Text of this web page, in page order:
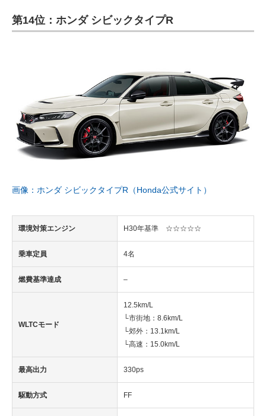
第14位：ホンダ シビックタイプR
画像：ホンダ シビックタイプR（Honda公式サイト）
環境対策エンジン H30年基準 ☆☆☆☆☆
乗車定員 4名
燃費基準達成 –
WLTCモード
12.5km/L
└市街地：8.6km/L
└郊外：13.1km/L
└高速：15.0km/L
最高出力 330ps
駆動方式 FF